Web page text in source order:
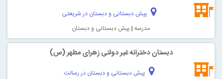
پیش دبستانی و دبستان در شریعتی
مدرسه | پیش دبستانی و دبستان
دبستان دخترانه غیر دولتی زهرای مطهر (س)
پیش دبستانی و دبستان در رسالت